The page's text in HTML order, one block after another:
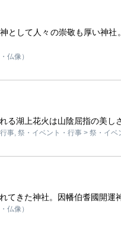
として人々の崇敬も厚い神
仏像）
る湖上花火は山陰屈指の美し
事, 祭・イベント・行事 > 祭・イ
てきた神社。因幡伯耆國開運
仏像）